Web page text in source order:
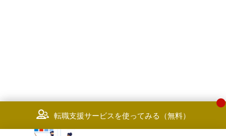
転職支援サービスを使ってみる（無料）